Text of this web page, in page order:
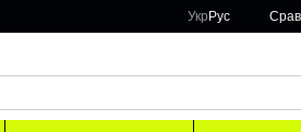
Укр Рус